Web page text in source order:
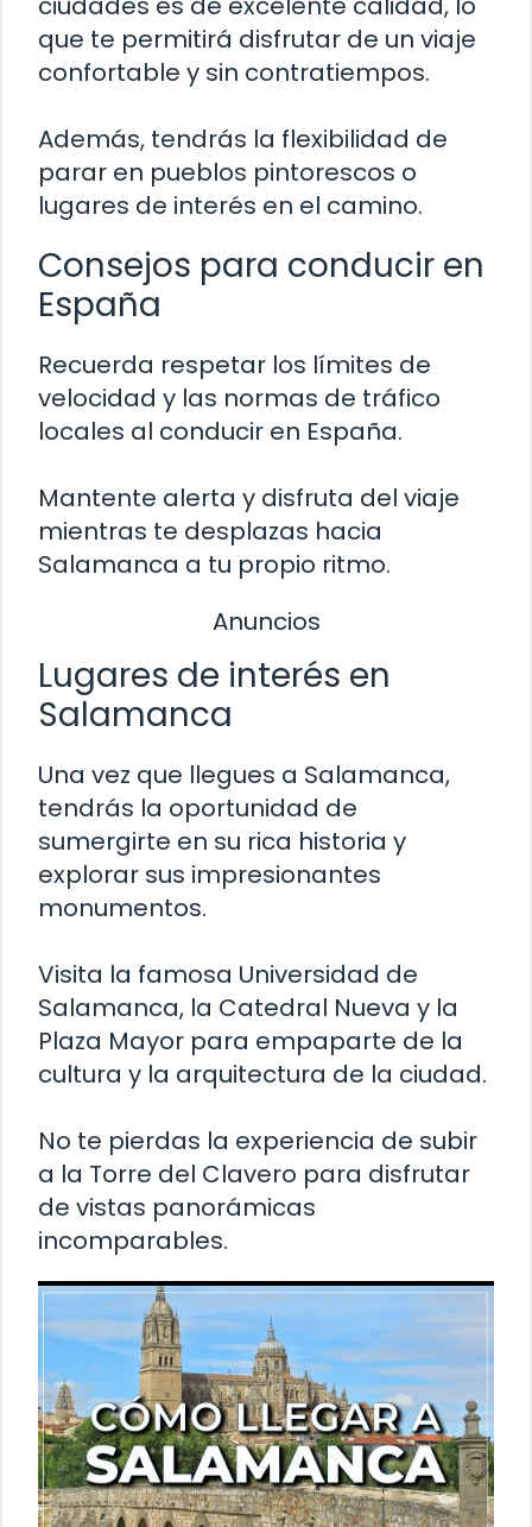
que te permitirá disfrutar de un viaje
confortable y sin contratiempos.
Además, tendrás la flexibilidad de
parar en pueblos pintorescos o
lugares de interés en el camino.
Consejos para conducir en
España
Recuerda respetar los límites de
velocidad y las normas de tráfico
locales al conducir en España.
Mantente alerta y disfruta del viaje
mientras te desplazas hacia
Salamanca a tu propio ritmo.
Anuncios
Lugares de interés en
Salamanca
Una vez que llegues a Salamanca,
tendrás la oportunidad de
sumergirte en su rica historia y
explorar sus impresionantes
monumentos.
Visita la famosa Universidad de
Salamanca, la Catedral Nueva y la
Plaza Mayor para empaparte de la
cultura y la arquitectura de la ciudad.
No te pierdas la experiencia de subir
a la Torre del Clavero para disfrutar
de vistas panorámicas
incomparables.